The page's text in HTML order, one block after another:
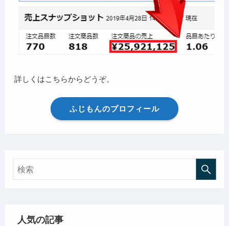
詳しくはこちらからどうぞ。
ふじもんのプロフィール
人気の記事